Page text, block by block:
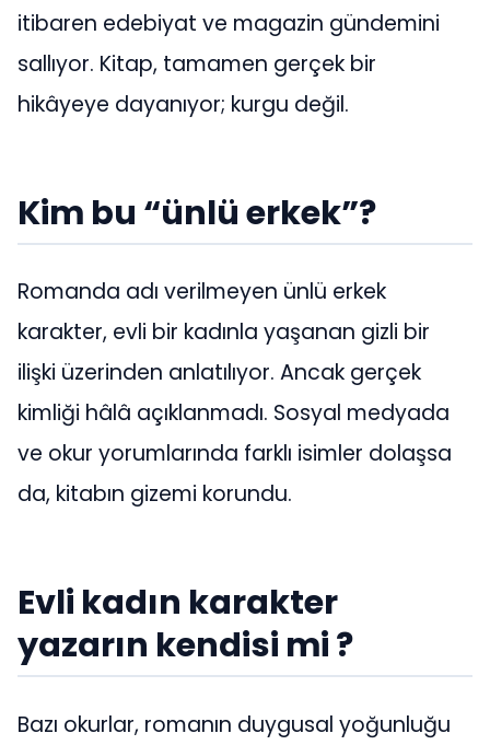
itibaren edebiyat ve magazin gündemini
sallıyor. Kitap, tamamen gerçek bir
hikâyeye dayanıyor; kurgu değil.
Kim bu “ünlü erkek”?
Romanda adı verilmeyen ünlü erkek
karakter, evli bir kadınla yaşanan gizli bir
ilişki üzerinden anlatılıyor. Ancak gerçek
kimliği hâlâ açıklanmadı. Sosyal medyada
ve okur yorumlarında farklı isimler dolaşsa
da, kitabın gizemi korundu.
Evli kadın karakter
yazarın kendisi mi ?
Bazı okurlar, romanın duygusal yoğunluğu